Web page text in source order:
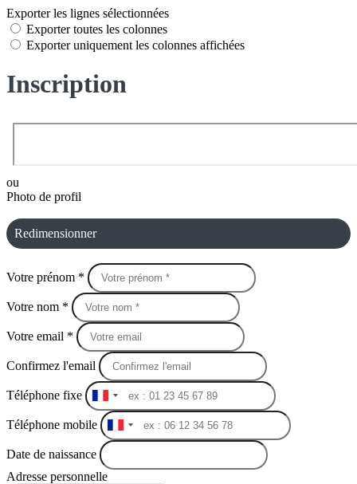
Exporter les lignes sélectionnées
Exporter toutes les colonnes
Exporter uniquement les colonnes affichées
Inscription
ou
Photo de profil
Redimensionner
Votre prénom *
Votre nom *
Votre email *
Confirmez l'email
Téléphone fixe
France
+33
Téléphone mobile
France
+33
Date de naissance
Adresse personnelle